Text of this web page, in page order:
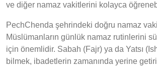
ve diğer namaz vakitlerini kolayca
PechChenda şehrindeki doğru namaz
Müslümanların günlük namaz rutinlerini
için önemlidir. Sabah (Fajr) ya da Yatsı
bilmek, ibadetlerin zamanında yerine